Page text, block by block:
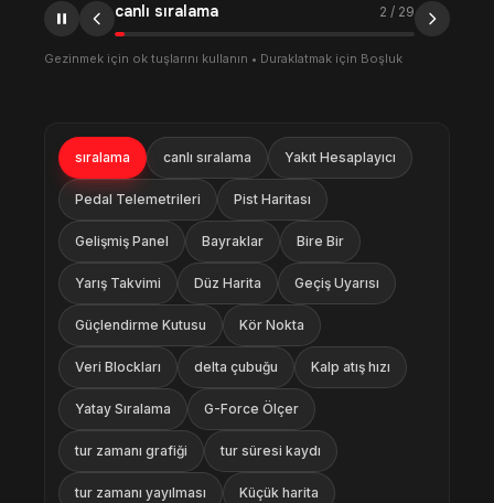
canlı sıralama 2 / 29
Gezinmek için ok tuşlarını kullanın • Duraklatmak için Boşluk
sıralama canlı sıralama Yakıt Hesaplayıcı
Pedal Telemetrileri Pist Haritası
Gelişmiş Panel Bayraklar Bire Bir
Yarış Takvimi Düz Harita Geçiş Uyarısı
Güçlendirme Kutusu Kör Nokta
Veri Blockları delta çubuğu Kalp atış hızı
Yatay Sıralama G-Force Ölçer
tur zamanı grafiği tur süresi kaydı
tur zamanı yayılması Küçük harita